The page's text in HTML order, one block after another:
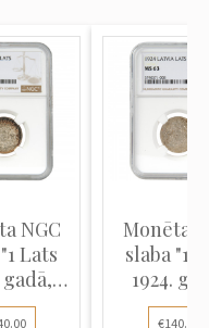
NGC
Lats
gadā,
MS 63"
Monēta
slaba "1
1924.
Latvija,
€140.00